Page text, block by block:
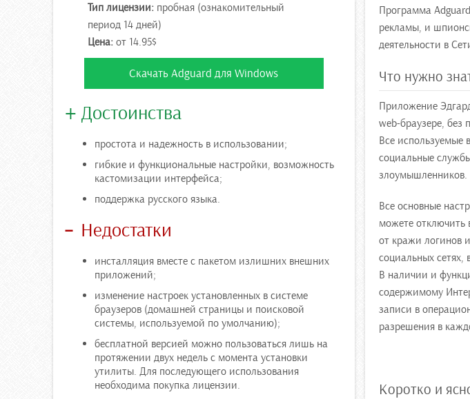
Тип лицензии: пробная (ознакомительный
период 14 дней)
Цена: от 14.95$
Скачать Adguard для Windows
Достоинства
простота и надежность в использовании;
гибкие и функциональные настройки, возможность
кастомизации интерфейса;
поддержка русского языка.
Недостатки
инсталляция вместе с пакетом излишних внешних
приложений;
изменение настроек установленных в системе
браузеров (домашней страницы и поисковой
системы, используемой по умолчанию);
бесплатной версией можно пользоваться лишь на
протяжении двух недель с момента установки
утилиты. Для последующего использования
необходима покупка лицензии.
Программа
рекламы, и
деятельности в
Что нужно
Приложение
web-браузере, без
Все используемые
социальные
злоумышленников.
Все основные
можете
от кражи логинов
социальных сетях,
В наличии и
содержимому
записи в
разрешения в
Коротко и